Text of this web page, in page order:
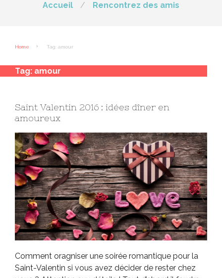
Accueil Rencontrez des amis
Home Tag: amour
Tag: amour
Saint Valentin 2016 : idées dîner en
amoureux
Comment oragniser une soirée romantique pour la
Saint-Valentin si vous avez décider de rester chez